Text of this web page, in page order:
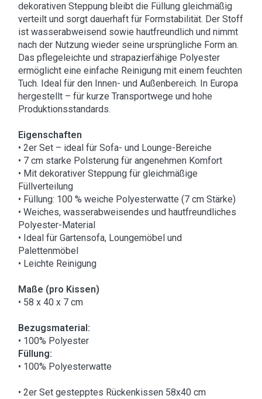
dekorativen Steppung bleibt die Füllung gleichmäßig
verteilt und sorgt dauerhaft für Formstabilität. Der Stoff
ist wasserabweisend sowie hautfreundlich und nimmt
nach der Nutzung wieder seine ursprüngliche Form an.
Das pflegeleichte und strapazierfähige Polyester
ermöglicht eine einfache Reinigung mit einem feuchten
Tuch. Ideal für den Innen- und Außenbereich. In Europa
hergestellt – für kurze Transportwege und hohe
Produktionsstandards.
Eigenschaften
• 2er Set – ideal für Sofa- und Lounge-Bereiche
• 7 cm starke Polsterung für angenehmen Komfort
• Mit dekorativer Steppung für gleichmäßige
Füllverteilung
• Füllung: 100 % weiche Polyesterwatte (7 cm Stärke)
• Weiches, wasserabweisendes und hautfreundliches
Polyester-Material
• Ideal für Gartensofa, Loungemöbel und
Palettenmöbel
• Leichte Reinigung
Maße (pro Kissen)
• 58 x 40 x 7 cm
Bezugsmaterial:
• 100% Polyester
Füllung:
• 100% Polyesterwatte
• 2er Set gestepptes Rückenkissen 58x40 cm